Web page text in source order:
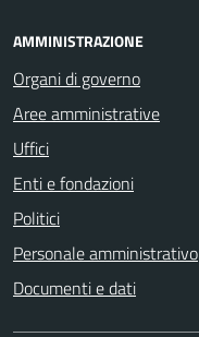
AMMINISTRAZIONE
Organi di governo
Aree amministrative
Uffici
Enti e fondazioni
Politici
Personale amministrativo
Documenti e dati